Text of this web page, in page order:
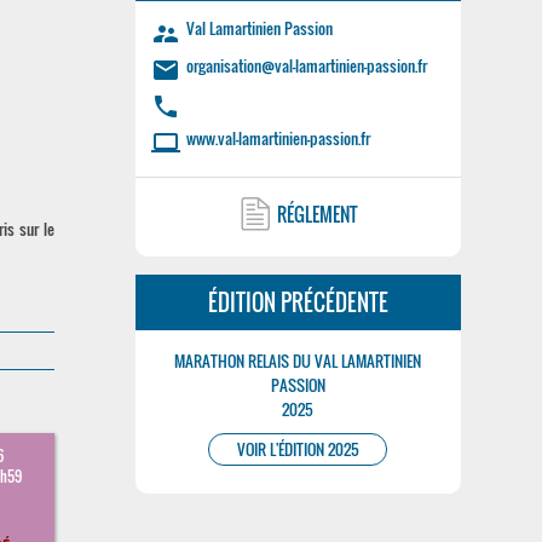
sur le
supervisor_account Val Lamartinien Passion
email organisation@val-lamartinien-passion.fr
phone
laptop www.val-lamartinien-passion.fr
RÉGLEMENT
ÉDITION PRÉCÉDENTE
MARATHON RELAIS DU VAL LAMARTINIEN
PASSION
2025
VOIR L'ÉDITION 2025